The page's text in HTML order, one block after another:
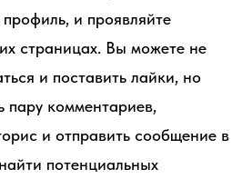
и проявляйте
страницах. Вы можете не
и поставить лайки, но
пару комментариев,
и отправить сообщение в
потенциальных